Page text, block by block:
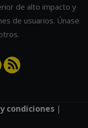
de alto impacto y
de usuarios. Únase
condiciones|